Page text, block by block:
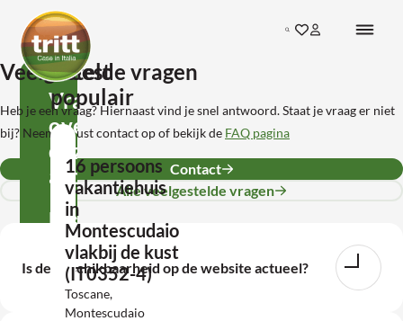
Ga direct naar de inhoud
Terug naar de startpagina
Search
Ga naar favorieten
Inloggen bij
Veelgestelde vragen
Heb je een vraag? Hiernaast vind je snel antwoord. Staat je vraag er niet
bij? Neem gerust contact op of bekijk de FAQ pagina
Contact
Alle veelgestelde vragen
Is de beschikbaarheid op de website actueel?
Vragen
over
deze
accommodatie?
Neem
contact
met
ons
Meest
populair
16 persoons
vakantiehuis
in
Montescudaio
vlakbij de kust
(IT0352-4)
Toscane,
Montescudaio